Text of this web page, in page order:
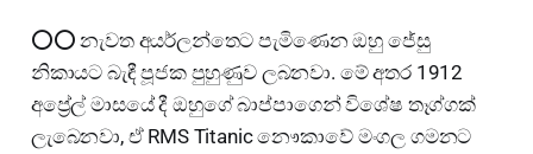
⭕⭕ නැවත අයර්ලන්තෙට පැමිණෙන ඔහු ජේසු
නිකායට බැඳී පූජක පුහුණුව ලබනවා. මේ අතර 1912
අප්‍රේල් මාසයේ දී ඔහුගේ බාප්පාගෙන් විශේෂ තෑග්ගක්
ලැබෙනවා, ඒ RMS Titanic නෞකාවේ මංගල ගමනට